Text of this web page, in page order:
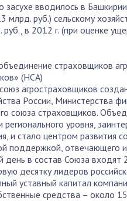
засухе вводилось в
млрд. руб.) сельскому
в 2012 г. (при оценке
страховщиков
(НСА)
агростраховщиков
России, Министерства
союза страховщиков.
регионального уровня,
и стало центром развития
поддержкой, отвечающего
день в состав Союза входят
десятку лидеров
уставный капитал
средства – около